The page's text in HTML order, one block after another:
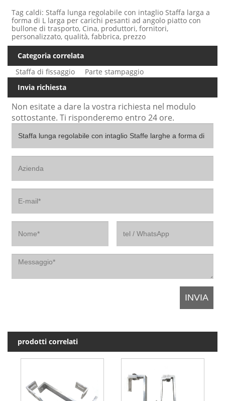
Tag caldi: Staffa lunga regolabile con intaglio Staffa larga a
forma di L larga per carichi pesanti ad angolo piatto con
bullone di trasporto, Cina, produttori, fornitori,
personalizzato, qualità, fabbrica, prezzo
Categoria correlata
Staffa di fissaggio
Parte stampaggio
Invia richiesta
Non esitate a dare la vostra richiesta nel modulo
sottostante. Ti risponderemo entro 24 ore.
prodotti correlati